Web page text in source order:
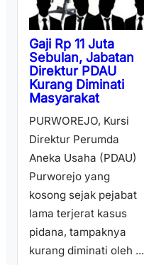
Gaji Rp 11 Juta
Sebulan, Jabatan
Direktur PDAU
Kurang Diminati
Masyarakat
PURWOREJO, Kursi
Direktur Perumda
Aneka Usaha (PDAU)
Purworejo yang
kosong sejak pejabat
lama terjerat kasus
pidana, tampaknya
kurang diminati oleh ...